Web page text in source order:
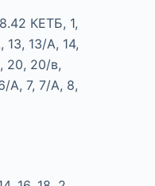
КЕТБ, 1,
13, 13/А, 14,
20, 20/в,
А, 7, 7/А, 8,